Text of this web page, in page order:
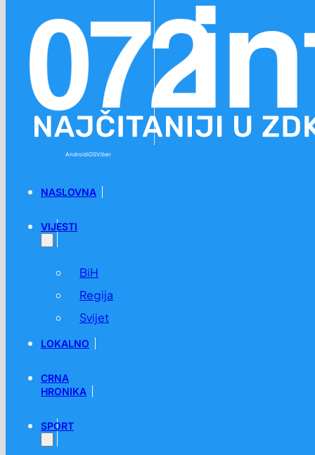
AndroidiOSViber
NASLOVNA
VIJESTI
BiH
Regija
Svijet
LOKALNO
CRNA
HRONIKA
SPORT